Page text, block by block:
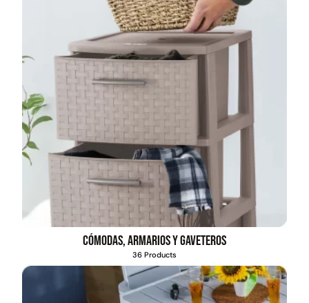
Cómodas, armarios y gaveteros
36 Products
186.016
Leer más